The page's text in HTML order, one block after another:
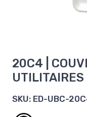
20C4 |
SKU: ED-UBC-